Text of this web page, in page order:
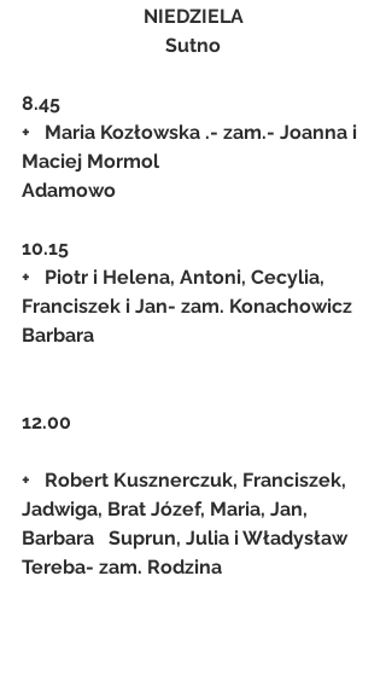
NIEDZIELA
Sutno
8.45
+   Maria Kozłowska .- zam.- Joanna i
Maciej Mormol
Adamowo
10.15
+   Piotr i Helena, Antoni, Cecylia,
Franciszek i Jan- zam. Konachowicz
Barbara
12.00
+   Robert Kusznerczuk, Franciszek,
Jadwiga, Brat Józef, Maria, Jan,
Barbara   Suprun, Julia i Władysław
Tereba- zam. Rodzina